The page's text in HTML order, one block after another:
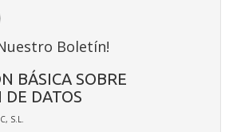
Boletín!
BÁSICA SOBRE
DE DATOS
S.L.